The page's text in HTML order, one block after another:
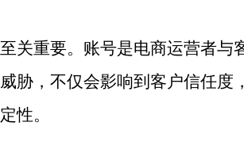
关重要。账号是电商运营者与
胁，不仅会影响到客户信任度
性。